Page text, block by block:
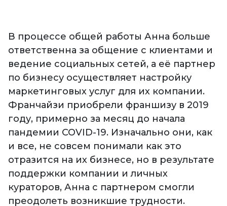
В процессе общей работы Анна больше
ответственна за общение с клиентами и
ведение социальных сетей, а её партнер
по бизнесу осуществляет настройку
маркетинговых услуг для их компании.
Франчайзи приобрели франшизу в 2019
году, примерно за месяц до начала
пандемии COVID-19. Изначально они, как
и все, не совсем понимали как это
отразится на их бизнесе, но в результате
поддержки компании и личных
кураторов, Анна с партнером смогли
преодолеть возникшие трудности.